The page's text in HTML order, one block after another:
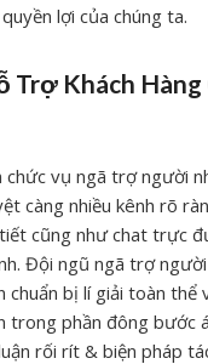
lợi của chúng ta.
Trợ Khách Hàng
chức vụ ngã trợ người
càng nhiều kênh rõ
cũng như chat trực
Đội ngũ ngã trợ
chuẩn bị lí giải toàn
trong phần đông bước
rối rít & biện pháp